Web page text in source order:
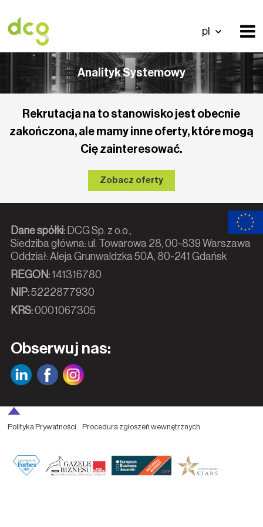
pl
Analityk Systemowy
Rekrutacja na to stanowisko jest obecnie
zakończona, ale mamy inne oferty, które mogą
Cię zainteresować.
Zobacz oferty
Dane spółki:DCG Sp. z o.o.,
Siedziba główna: ul. Towarowa 28, 00-839 Warszawa
Oddział: Aleja Grunwaldzka 50A, 80-241 Gdańsk
REGON:141316780
NIP:5222877930
KRS:0001067305
Obserwuj nas:
Polityka Prywatności Procedura zgłoszeń wewnętrznych